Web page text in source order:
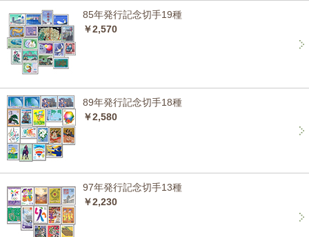
85年発行記念切手19種
￥2,570
89年発行記念切手18種
￥2,580
97年発行記念切手13種
￥2,230